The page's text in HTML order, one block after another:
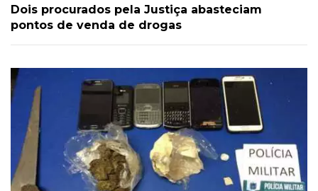
Dois procurados pela Justiça abasteciam
pontos de venda de drogas